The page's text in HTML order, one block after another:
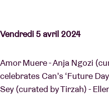
Vendredi 5 avril 2024
Amor Muere - Anja Ngozi
celebrates Can’s ‘Future
Sey (curated by Tirzah) -